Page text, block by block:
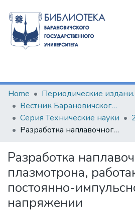
Communities & Collections
All of DSpace
Statistics
Home
Вестник Барановичского государственного университета
Серия Технические науки
Разработка наплавочного плазмотрона, работающего на постоянно-импульсном напряжении
Разработка
плазмотрона,
постоянно-
напряжении